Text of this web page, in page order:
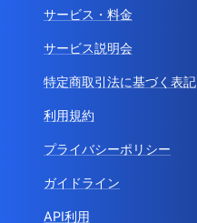
サービス・料金
サービス説明会
特定商取引法に基づく表記
利用規約
プライバシーポリシー
ガイドライン
API利用